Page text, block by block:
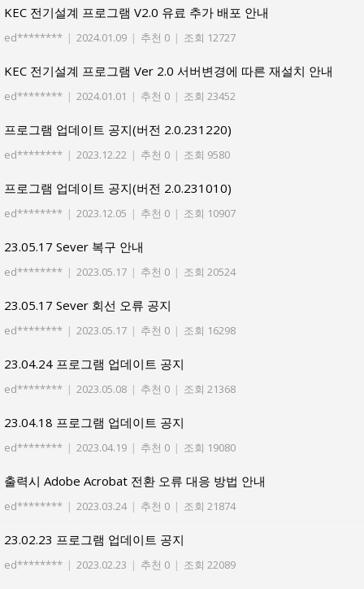
KEC 전기설계 프로그램 V2.0 유료 추가 배포 안내
ed******** | 2024.01.09 | 추천 0 | 조회 12727
KEC 전기설계 프로그램 Ver 2.0 서버변경에 따른 재설치 안내
ed******** | 2024.01.01 | 추천 0 | 조회 23452
프로그램 업데이트 공지(버전 2.0.231220)
ed******** | 2023.12.22 | 추천 0 | 조회 9580
프로그램 업데이트 공지(버전 2.0.231010)
ed******** | 2023.12.05 | 추천 0 | 조회 10907
23.05.17 Sever 복구 안내
ed******** | 2023.05.17 | 추천 0 | 조회 20524
23.05.17 Sever 회선 오류 공지
ed******** | 2023.05.17 | 추천 0 | 조회 16298
23.04.24 프로그램 업데이트 공지
ed******** | 2023.05.08 | 추천 0 | 조회 21368
23.04.18 프로그램 업데이트 공지
ed******** | 2023.04.19 | 추천 0 | 조회 19080
출력시 Adobe Acrobat 전환 오류 대응 방법 안내
ed******** | 2023.03.24 | 추천 0 | 조회 21874
23.02.23 프로그램 업데이트 공지
ed******** | 2023.02.23 | 추천 0 | 조회 22089